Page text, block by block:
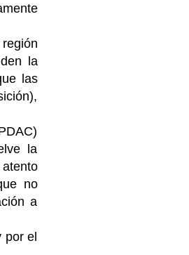
la
las
la
no
a
por el